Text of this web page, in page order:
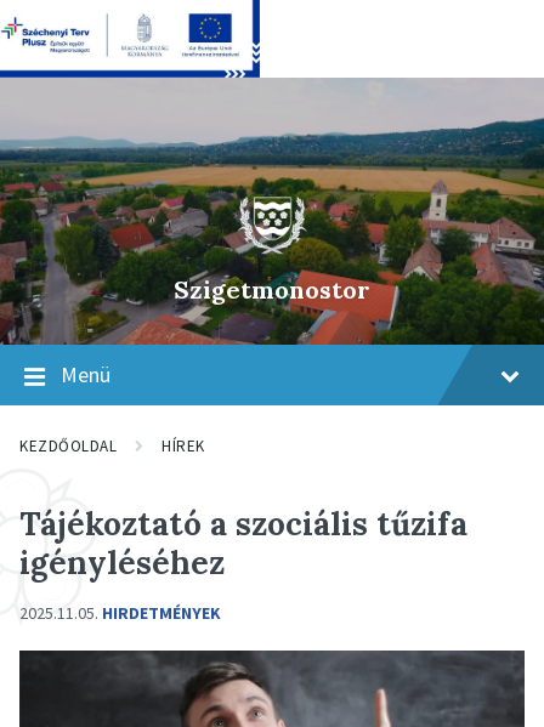
content
main
navigation
footer
Szigetmonostor
Menü
KEZDŐOLDAL HÍREK
Tájékoztató a szociális tűzifa
igényléséhez
2025.11.05. HIRDETMÉNYEK